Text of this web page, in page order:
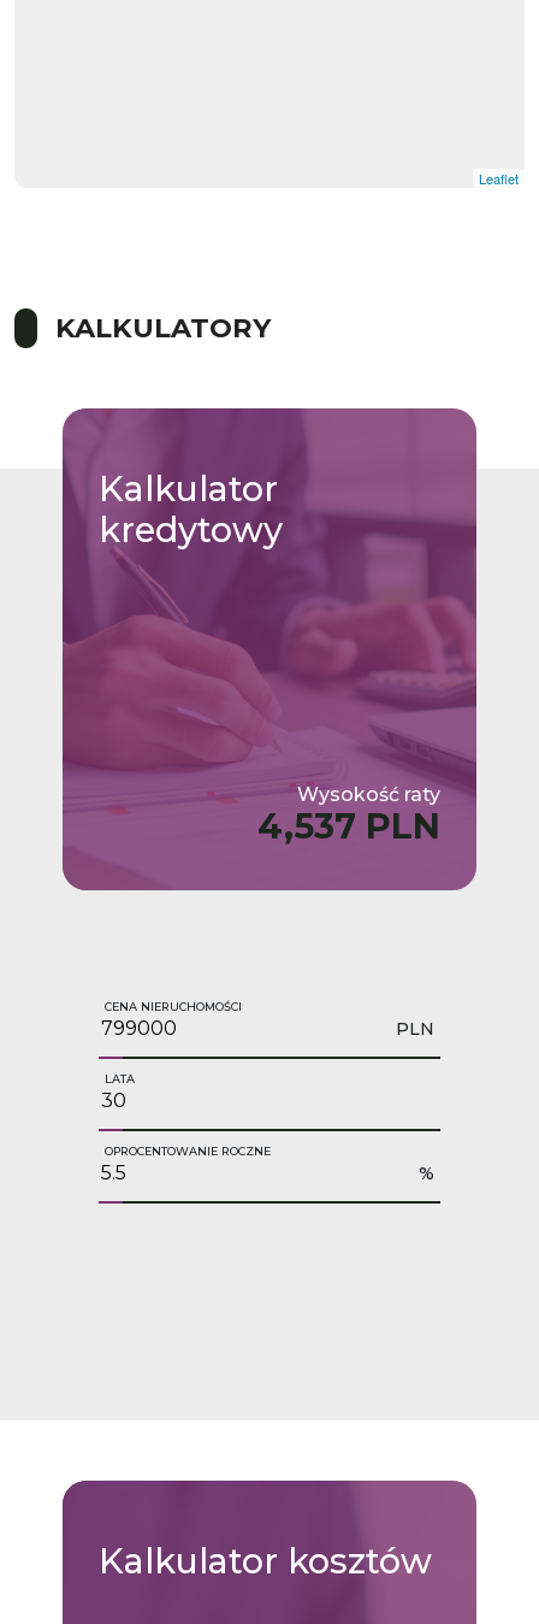
Leaflet
KALKULATORY
Kalkulator
kredytowy
Wysokość raty
4,537 PLN
CENA NIERUCHOMOŚCI
PLN
LATA
OPROCENTOWANIE ROCZNE
%
Kalkulator kosztów